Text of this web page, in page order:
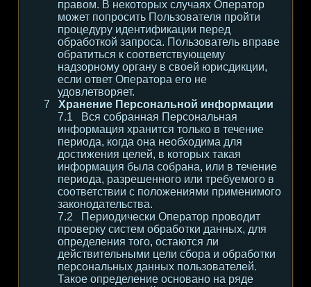
правом. В некоторых случаях Оператор
может попросить Пользователя пройти
процедуру идентификации перед
обработкой запроса. Пользователь вправе
обратиться к соответствующему
надзорному органу в своей юрисдикции,
если ответ Оператора его не
удовлетворяет.
Хранение Персональной информации
Вся собранная Персональная
информация хранится только в течение
периода, когда она необходима для
достижения целей, в которых такая
информация была собрана, или в течение
периода, разрешенного или требуемого в
соответствии с положениями применимого
законодательства.
Периодически Оператор проводит
проверку систем обработки данных, для
определения того, остаются ли
действительными цели сбора и обработки
персональных данных пользователей.
Такое определение основано на ряде